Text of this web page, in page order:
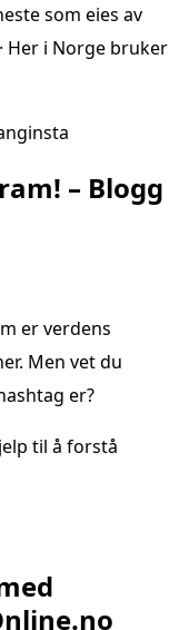
som eies av
Her i Norge bruker
– Blogg
er verdens
Men vet du
er?
til å forstå